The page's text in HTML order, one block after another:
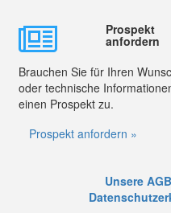
Prospekt
anfordern
Brauchen Sie für Ihren
oder technische
einen Prospekt zu.
Prospekt anfordern »
Unsere